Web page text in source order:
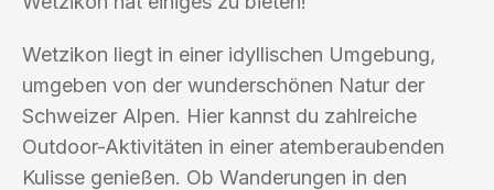
Wetzikon liegt in einer idyllischen Umgebung,
umgeben von der wunderschönen Natur der
Schweizer Alpen. Hier kannst du zahlreiche
Outdoor-Aktivitäten in einer atemberaubenden
Kulisse genießen. Ob Wanderungen in den